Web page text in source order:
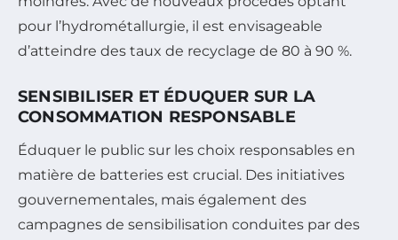
pour l’hydrométallurgie, il est envisageable
d’atteindre des taux de recyclage de 80 à 90 %.
SENSIBILISER ET ÉDUQUER SUR LA
CONSOMMATION RESPONSABLE
Éduquer le public sur les choix responsables en
matière de batteries est crucial. Des initiatives
gouvernementales, mais également des
campagnes de sensibilisation conduites par des